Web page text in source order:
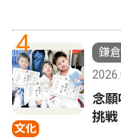
4
文化
鎌倉
念
挑戦